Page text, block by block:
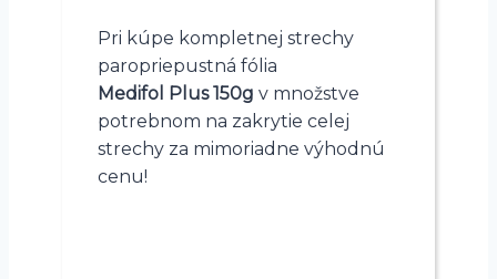
Pri kúpe kompletnej strechy
paropriepustná fólia
Medifol Plus 150g v množstve
potrebnom na zakrytie celej
strechy za mimoriadne výhodnú
cenu!